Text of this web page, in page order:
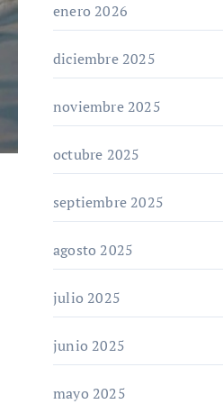
enero 2026
diciembre 2025
noviembre 2025
octubre 2025
septiembre 2025
agosto 2025
julio 2025
junio 2025
mayo 2025